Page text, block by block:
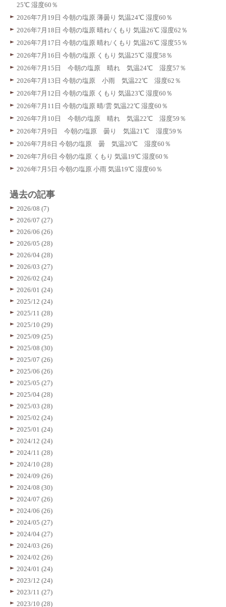
25℃ 湿度60％
2026年7月19日 今朝の塩原 薄曇り 気温24℃ 湿度60％
2026年7月18日 今朝の塩原 晴れ/くもり 気温26℃ 湿度62％
2026年7月17日 今朝の塩原 晴れ/くもり 気温26℃ 湿度55％
2026年7月16日 今朝の塩原 くもり 気温25℃ 湿度58％
2026年7月15日 今朝の塩原 晴れ 気温24℃ 湿度57％
2026年7月13日 今朝の塩原 小雨 気温22℃ 湿度62％
2026年7月12日 今朝の塩原 くもり 気温23℃ 湿度60％
2026年7月11日 今朝の塩原 晴/雲 気温22℃ 湿度60％
2026年7月10日 今朝の塩原 晴れ 気温22℃ 湿度59％
2026年7月9日 今朝の塩原 曇り 気温21℃ 湿度59％
2026年7月8日 今朝の塩原 曇 気温20℃ 湿度60％
2026年7月6日 今朝の塩原 くもり 気温19℃ 湿度60％
2026年7月5日 今朝の塩原 小雨 気温19℃ 湿度60％
過去の記事
2026/08 (7)
2026/07 (27)
2026/06 (26)
2026/05 (28)
2026/04 (28)
2026/03 (27)
2026/02 (24)
2026/01 (24)
2025/12 (24)
2025/11 (28)
2025/10 (29)
2025/09 (25)
2025/08 (30)
2025/07 (26)
2025/06 (26)
2025/05 (27)
2025/04 (28)
2025/03 (28)
2025/02 (24)
2025/01 (24)
2024/12 (24)
2024/11 (28)
2024/10 (28)
2024/09 (26)
2024/08 (30)
2024/07 (26)
2024/06 (26)
2024/05 (27)
2024/04 (27)
2024/03 (26)
2024/02 (26)
2024/01 (24)
2023/12 (24)
2023/11 (27)
2023/10 (28)